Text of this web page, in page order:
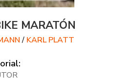
MARATÓN
/ KARL PLATT